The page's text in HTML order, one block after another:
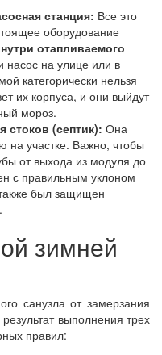
станция: Все это
оборудование
отапливаемого
насос на улице или в
категорически нельзя
их корпуса, и они выйдут
мороз.
стоков (септик): Она
на участке. Важно, чтобы
от выхода из модуля до
с правильным уклоном
был защищен
зимней
санузла от замерзания
выполнения трех
правил: